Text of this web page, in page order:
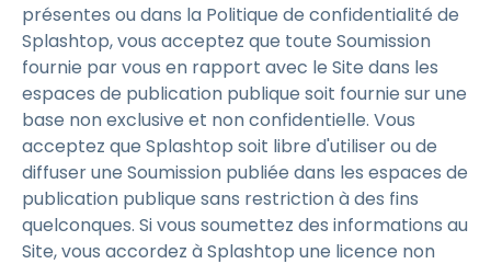
présentes ou dans la Politique de confidentialité de
Splashtop, vous acceptez que toute Soumission
fournie par vous en rapport avec le Site dans les
espaces de publication publique soit fournie sur une
base non exclusive et non confidentielle. Vous
acceptez que Splashtop soit libre d'utiliser ou de
diffuser une Soumission publiée dans les espaces de
publication publique sans restriction à des fins
quelconques. Si vous soumettez des informations au
Site, vous accordez à Splashtop une licence non